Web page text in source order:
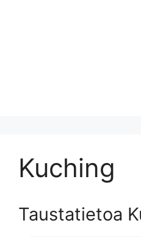
Kuching
Taustatietoa